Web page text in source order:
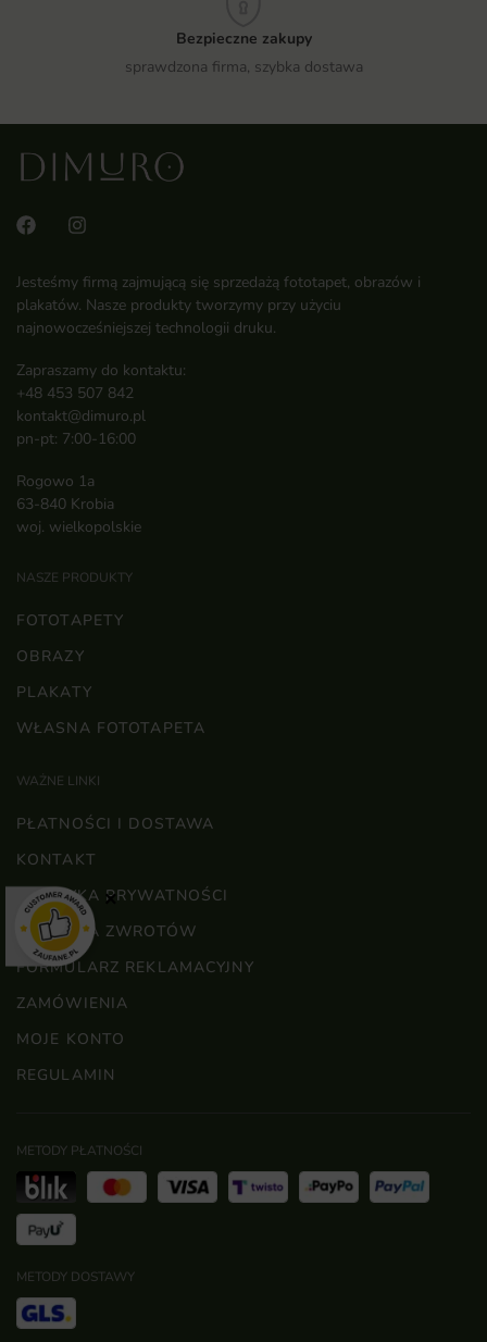
Bezpieczne zakupy
sprawdzona firma, szybka dostawa
Jesteśmy firmą zajmującą się sprzedażą fototapet, obrazów i
plakatów. Nasze produkty tworzymy przy użyciu
najnowocześniejszej technologii druku.
Zapraszamy do kontaktu:
+48 453 507 842
kontakt@dimuro.pl
pn-pt: 7:00-16:00
Rogowo 1a
63-840 Krobia
woj. wielkopolskie
NASZE PRODUKTY
FOTOTAPETY
OBRAZY
PLAKATY
WŁASNA FOTOTAPETA
WAŻNE LINKI
PŁATNOŚCI I DOSTAWA
KONTAKT
POLITYKA PRYWATNOŚCI
POLITYKA ZWROTÓW
FORMULARZ REKLAMACYJNY
ZAMÓWIENIA
MOJE KONTO
REGULAMIN
METODY PŁATNOŚCI
METODY DOSTAWY
×